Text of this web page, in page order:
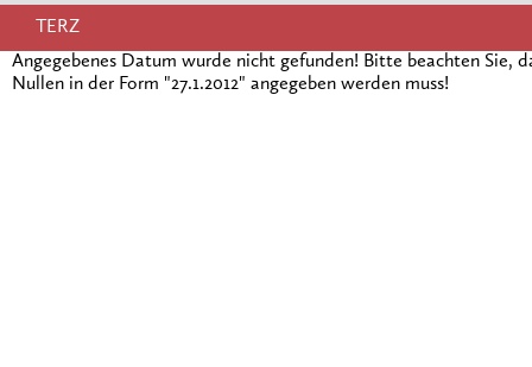
TERZ
Angegebenes Datum wurde nicht gefunden! Bitte beachten Sie,
Nullen in der Form "27.1.2012" angegeben werden muss!